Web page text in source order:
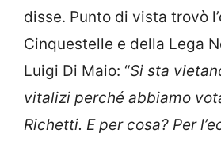
disse. Punto di vista trovò
Cinquestelle e della Lega
Luigi Di Maio: “Si sta
vitalizi perché abbiamo
Richetti. E per cosa? Per